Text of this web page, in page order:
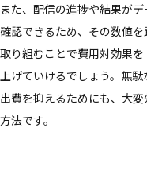
また、​配信の​進捗や​結果が​デ
確認できる​ため、​その​数値
取り組むことで​費用対効果を​
上げていけるでしょう。​無駄
出費を​抑える​ためにも、​大変
方法です。